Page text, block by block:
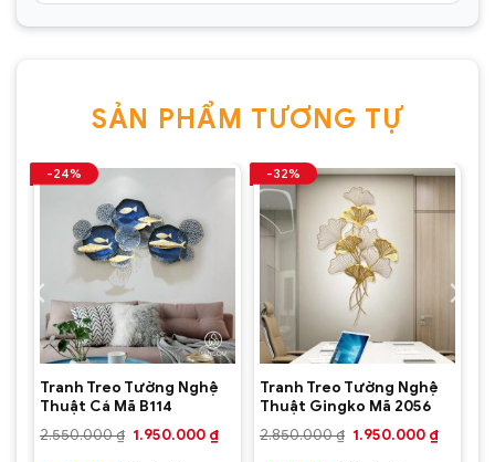
SẢN PHẨM TƯƠNG TỰ
-24%
Tranh Treo Tường Nghệ
Thuật Cá Mã B114
2.550.000₫ Giá
1.950.000 ₫Giá
-32%
Tranh Treo Tường Nghệ
Thuật Gingko Mã 2056
2.850.000₫ Giá
1.950.000 ₫Giá